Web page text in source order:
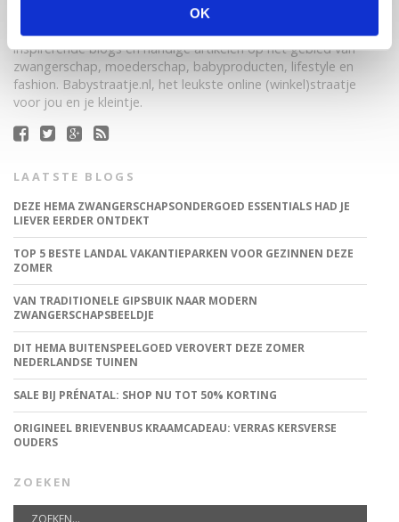
OK
Babystraatje.nl is een uniek platform voor aanstaande en
jonge moeders. Een online ontmoetingsplek vol
inspirerende blogs en handige artikelen op het gebied van
zwangerschap, moederschap, babyproducten, lifestyle en
fashion. Babystraatje.nl, het leukste online (winkel)straatje
voor jou en je kleintje.
LAATSTE BLOGS
DEZE HEMA ZWANGERSCHAPSONDERGOED ESSENTIALS HAD JE
LIEVER EERDER ONTDEKT
TOP 5 BESTE LANDAL VAKANTIEPARKEN VOOR GEZINNEN DEZE
ZOMER
VAN TRADITIONELE GIPSBUIK NAAR MODERN
ZWANGERSCHAPSBEELDJE
DIT HEMA BUITENSPEELGOED VEROVERT DEZE ZOMER
NEDERLANDSE TUINEN
SALE BIJ PRÉNATAL: SHOP NU TOT 50% KORTING
ORIGINEEL BRIEVENBUS KRAAMCADEAU: VERRAS KERSVERSE
OUDERS
ZOEKEN